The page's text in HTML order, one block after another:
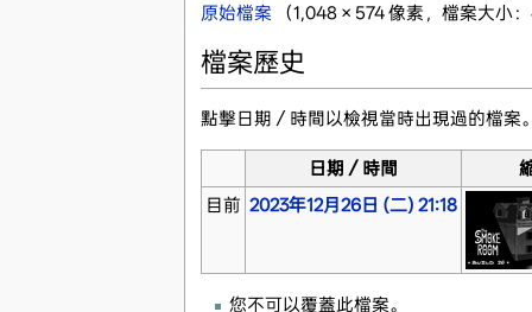
原始檔案 （1,048 × 574 像素，檔案大小
檔案歷史
點擊日期／時間以檢視當時出現過的檔案
日期／時間
目前 2023年12月26日 (二) 21:18
您不可以覆蓋此檔案。